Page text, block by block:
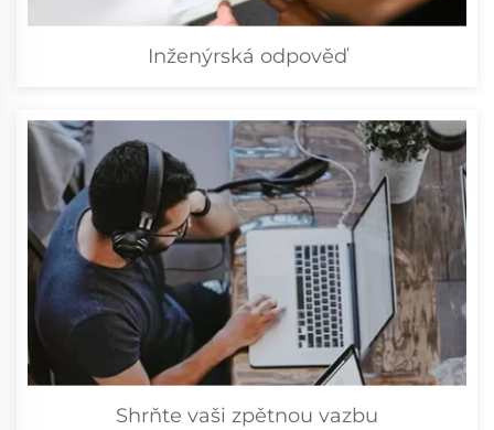
Inženýrská odpověď
Shrňte vaši zpětnou vazbu